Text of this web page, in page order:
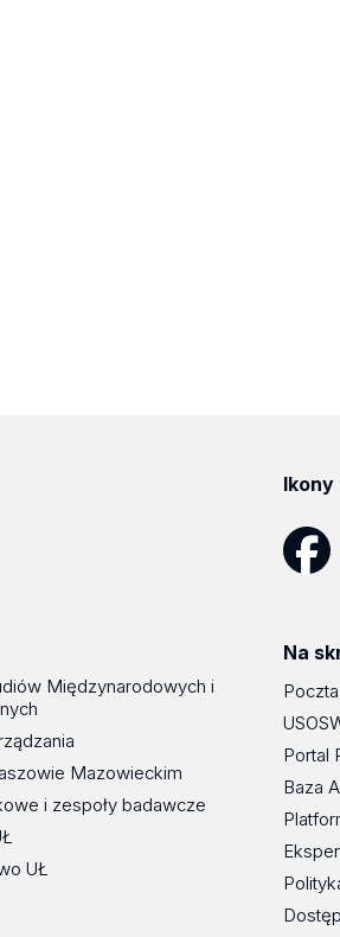
Ikony
Międzynarodowych i
Mazowieckim
i zespoły badawcze
UŁ
Na
Portal
Baza